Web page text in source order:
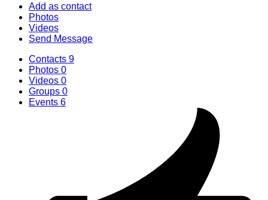
Add as contact
Photos
Videos
Send Message
Contacts 9
Photos 0
Videos 0
Groups 0
Events 6